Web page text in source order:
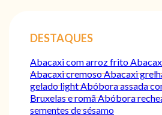
DESTAQUES
Abacaxi com arroz frito
Abacaxi cremosoAbacaxi
gelado lightAbóbora assada
Bruxelas e romãAbóbora
sementes de sésamo